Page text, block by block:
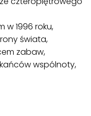
w 1996 roku,
świata,
zabaw,
wspólnoty,